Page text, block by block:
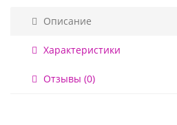
Описание
Характеристики
Отзывы (0)